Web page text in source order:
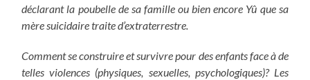
déclarant la poubelle de sa famille ou bien encore Yû que sa
mère suicidaire traite d’extraterrestre.
Comment se construire et survivre pour des enfants face à de
telles violences (physiques, sexuelles, psychologiques)? Les